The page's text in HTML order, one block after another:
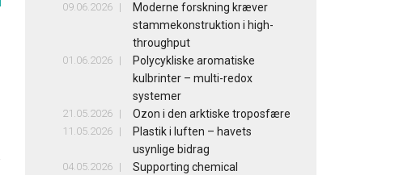
09.06.2026
Moderne forskning kræver
stammekonstruktion i high-
throughput
01.06.2026
Polycykliske aromatiske
kulbrinter – multi-redox
systemer
21.05.2026 Ozon i den arktiske troposfære
11.05.2026
Plastik i luften – havets
usynlige bidrag
04.05.2026
Supporting chemical